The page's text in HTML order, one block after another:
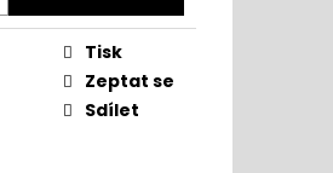
Tisk
Zeptat se
Sdílet